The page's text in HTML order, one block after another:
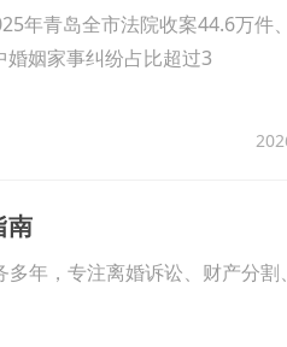
年青岛全市法院收案44.6万件
姻家事纠纷占比超过3
南
年，专注离婚诉讼、财产分割